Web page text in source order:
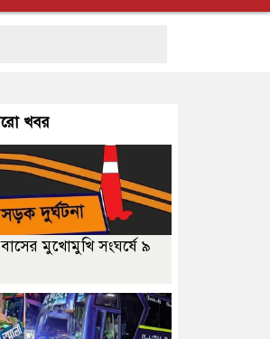
খবর
মুখোমুখি সংঘর্ষে ৯